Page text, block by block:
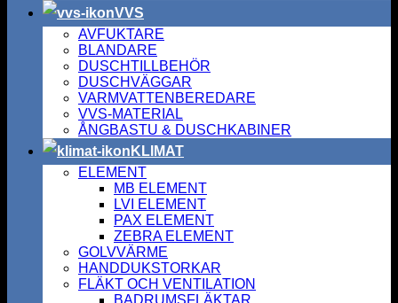
VVS
AVFUKTARE
BLANDARE
DUSCHTILLBEHÖR
DUSCHVÄGGAR
VARMVATTENBEREDARE
VVS-MATERIAL
ÅNGBASTU & DUSCHKABINER
KLIMAT
ELEMENT
MB ELEMENT
LVI ELEMENT
PAX ELEMENT
ZEBRA ELEMENT
GOLVVÄRME
HANDDUKSTORKAR
FLÄKT OCH VENTILATION
BADRUMSFLÄKTAR